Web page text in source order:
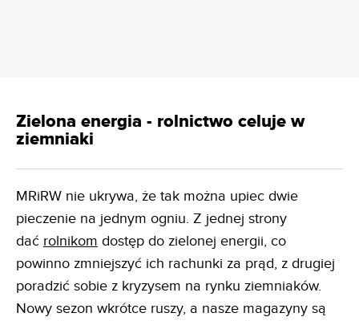
Zielona energia - rolnictwo celuje w
ziemniaki
MRiRW nie ukrywa, że tak można upiec dwie
pieczenie na jednym ogniu. Z jednej strony
dać rolnikom dostęp do zielonej energii, co
powinno zmniejszyć ich rachunki za prąd, z drugiej
poradzić sobie z kryzysem na rynku ziemniaków.
Nowy sezon wkrótce ruszy, a nasze magazyny są